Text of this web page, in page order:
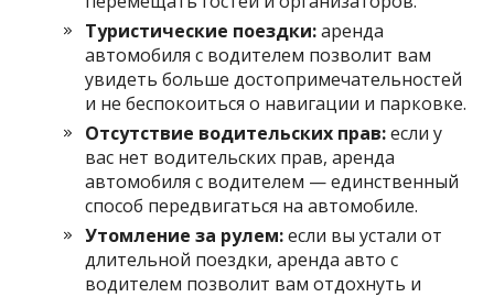
Туристические поездки:аренда
автомобиля с водителем позволит вам
увидеть больше достопримечательностей
и не беспокоиться о навигации и парковке.
Отсутствие водительских прав:если у
вас нет водительских прав, аренда
автомобиля с водителем — единственный
способ передвигаться на автомобиле.
Утомление за рулем:если вы устали от
длительной поездки, аренда авто с
водителем позволит вам отдохнуть и